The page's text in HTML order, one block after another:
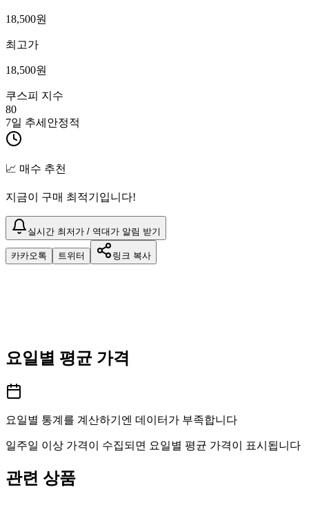
18,500원
최고가
18,500원
쿠스피 지수
80
7일 추세 안정적
📈 매수 추천
지금이 구매 최적기입니다!
실시간 최저가 / 역대가 알림 받기
카카오톡 트위터 링크 복사
요일별 평균 가격
요일별 통계를 계산하기엔 데이터가 부족합니다
일주일 이상 가격이 수집되면 요일별 평균 가격이 표시됩니다
관련 상품